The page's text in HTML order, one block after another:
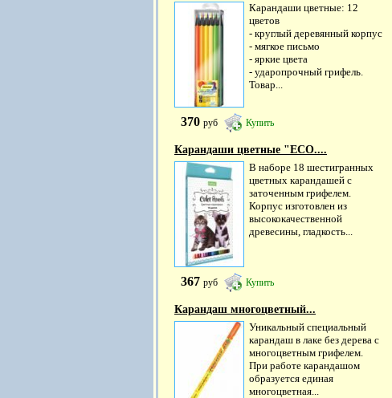
Карандаши цветные: 12
цветов
- круглый деревянный корпус
- мягкое письмо
- яркие цвета
- ударопрочный грифель.
Товар...
370 руб Купить
Карандаши цветные "ECO....
В наборе 18 шестигранных
цветных карандашей с
заточенным грифелем.
Корпус изготовлен из
высококачественной
древесины, гладкость...
367 руб Купить
Карандаш многоцветный...
Уникальный специальный
карандаш в лаке без дерева с
многоцветным грифелем.
При работе карандашом
образуется единая
многоцветная...